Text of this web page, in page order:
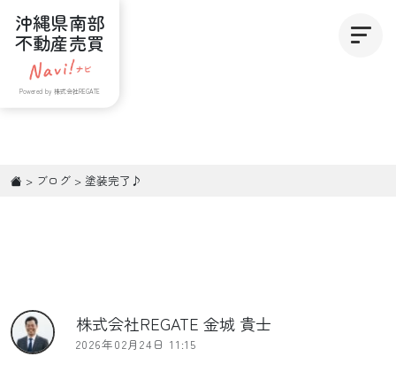
沖縄県南部
不動産売買
Powered by 株式会社REGATE
> ブログ > 塗装完了♪
株式会社REGATE 金城 貴士
2026年02月24日 11:15